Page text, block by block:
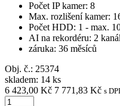
Počet IP kamer: 8
Max. rozlišení kamer:
Počet HDD: 1 - max.
AI na rekordéru: 2
záruka: 36 měsíců
Obj. č.: 25374
skladem: 14 ks
6 423,00 Kč 7 771,83 Kč s